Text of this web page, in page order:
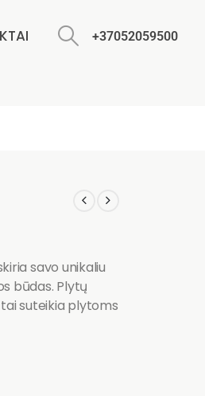
+37052059500
savo unikaliu
būdas. Plytų
suteikia plytoms